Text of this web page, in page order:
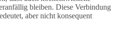
bleiben. Diese Verbindung
aber nicht konsequent